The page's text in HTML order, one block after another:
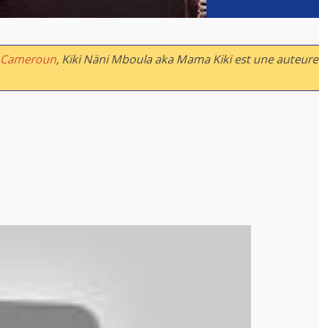
Cameroun, Kiki Näni Mboula aka Mama Kiki est une auteure